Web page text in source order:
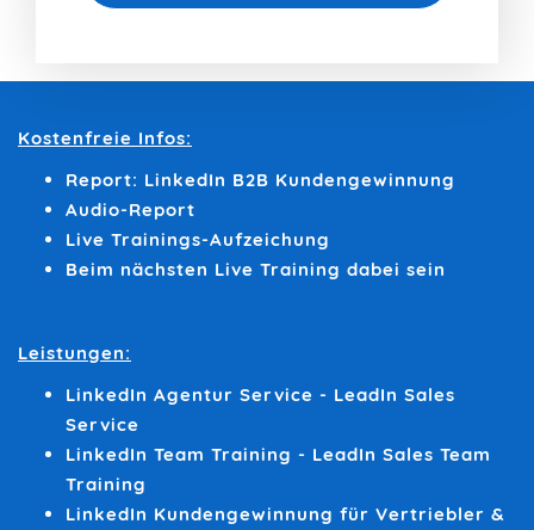
Kostenfreie Infos:
Report: LinkedIn B2B Kundengewinnung
Audio-Report
Live Trainings-Aufzeichung
Beim nächsten Live Training dabei sein
Leistungen:
LinkedIn Agentur Service - LeadIn Sales
Service
LinkedIn Team Training - LeadIn Sales Team
Training
LinkedIn Kundengewinnung für Vertriebler &